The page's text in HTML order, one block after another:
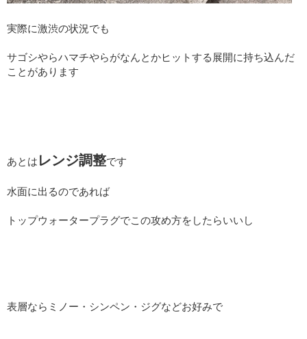
実際に激渋の状況でも
サゴシやらハマチやらがなんとかヒットする展開に持ち込んだ
ことがあります
あとは レンジ調整です
水面に出るのであれば
トップウォータープラグでこの攻め方をしたらいいし
表層ならミノー・シンペン・ジグなどお好みで